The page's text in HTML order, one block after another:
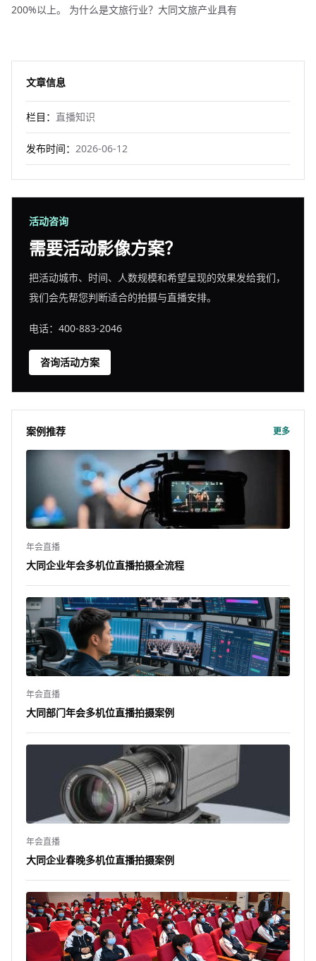
200%以上。 为什么是文旅行业？大同文旅产业具有
文章信息
栏目： 直播知识
发布时间： 2026-06-12
活动咨询
需要活动影像方案？
把活动城市、时间、人数规模和希望呈现的效果发给我们，
我们会先帮您判断适合的拍摄与直播安排。
电话：400-883-2046
咨询活动方案
案例推荐 更多
年会直播
大同企业年会多机位直播拍摄全流程
年会直播
大同部门年会多机位直播拍摄案例
年会直播
大同企业春晚多机位直播拍摄案例